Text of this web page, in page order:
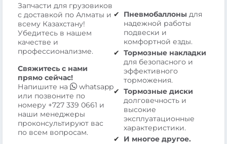
Запчасти для грузовиков
с доставкой по Алматы и
всему Казахстану!
Убедитесь в нашем
качестве и
профессионализме.
Свяжитесь с нами
прямо сейчас!
Напишите на
whatsapp
или позвоните по
номеру +727 339 0661 и
наши менеджеры
проконсультируют вас
по всем вопросам.
Пневмобаллоны для
надежной работы
подвески и
комфортной езды.
Тормозные накладки
для безопасного и
эффективного
торможения.
Тормозные диски
долговечность и
высокие
эксплуатационные
характеристики.
И многое другое.